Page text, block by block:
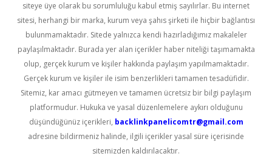
siteye üye olarak bu sorumluluğu kabul etmiş sayılırlar. Bu internet
sitesi, herhangi bir marka, kurum veya şahıs şirketi ile hiçbir bağlantısı
bulunmamaktadır. Sitede yalnızca kendi hazırladığımız makaleler
paylaşılmaktadır. Burada yer alan içerikler haber niteliği taşımamakta
olup, gerçek kurum ve kişiler hakkında paylaşım yapılmamaktadır.
Gerçek kurum ve kişiler ile isim benzerlikleri tamamen tesadüfidir.
Sitemiz, kar amacı gütmeyen ve tamamen ücretsiz bir bilgi paylaşım
platformudur. Hukuka ve yasal düzenlemelere aykırı olduğunu
düşündüğünüz içerikleri, backlinkpanelicomtr@gmail.com
adresine bildirmeniz halinde, ilgili içerikler yasal süre içerisinde
sitemizden kaldırılacaktır.